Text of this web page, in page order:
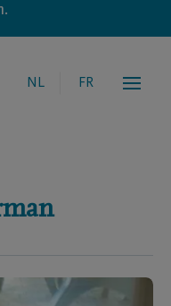
NL FR